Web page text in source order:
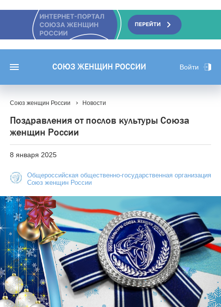
СОЮЗ ЖЕНЩИН РОССИИ Войти
Союз женщин России Новости
Поздравления от послов культуры Союза
женщин России
8 января 2025
Общероссийская общественно-государственная организация
Союз женщин России